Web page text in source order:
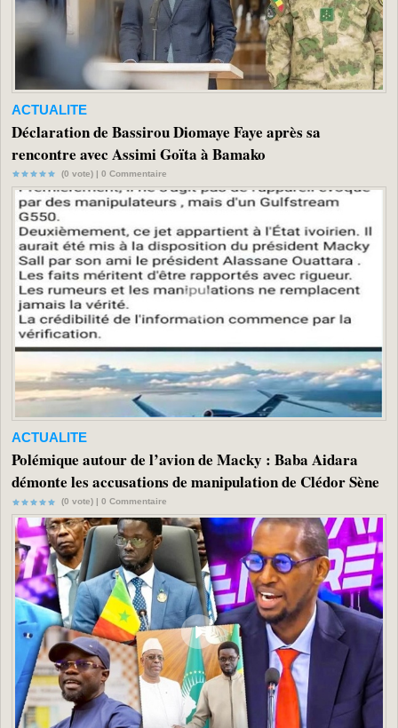
ACTUALITE
Déclaration de Bassirou Diomaye Faye après sa
rencontre avec Assimi Goïta à Bamako
(0 vote) | 0 Commentaire
ACTUALITE
Polémique autour de l’avion de Macky : Baba Aidara
démonte les accusations de manipulation de Clédor Sène
(0 vote) | 0 Commentaire